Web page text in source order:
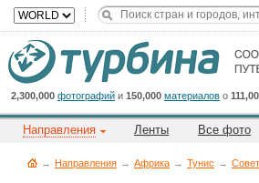
2,300,000 фотографий и 150,000 материалов о
Направления Ленты Все фото
→ Направления → Африка → Тунис →
Cейчас
на
сайте:
Title